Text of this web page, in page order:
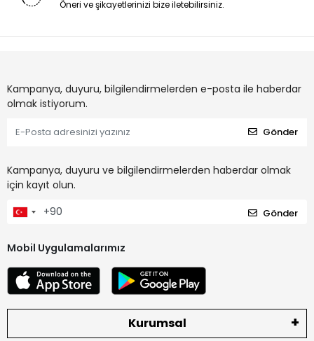
Öneri ve şikayetlerinizi bize iletebilirsiniz.
Kampanya, duyuru, bilgilendirmelerden e-posta ile haberdar
olmak istiyorum.
Gönder
Kampanya, duyuru ve bilgilendirmelerden haberdar olmak
için kayıt olun.
Gönder
Mobil Uygulamalarımız
Kurumsal